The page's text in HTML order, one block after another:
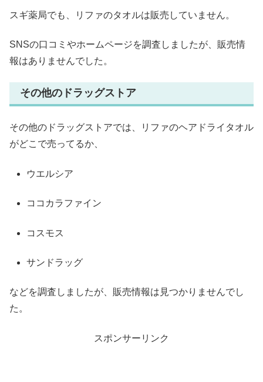
スギ薬局でも、リファのタオルは販売していません。
SNSの口コミやホームページを調査しましたが、販売情
報はありませんでした。
その他のドラッグストア
その他のドラッグストアでは、リファのヘアドライタオル
がどこで売ってるか、
ウエルシア
ココカラファイン
コスモス
サンドラッグ
などを調査しましたが、販売情報は見つかりませんでし
た。
スポンサーリンク